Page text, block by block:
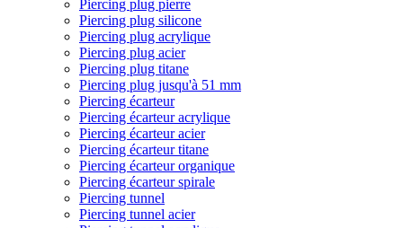
Piercing plug pierre
Piercing plug silicone
Piercing plug acrylique
Piercing plug acier
Piercing plug titane
Piercing plug jusqu'à 51 mm
Piercing écarteur
Piercing écarteur acrylique
Piercing écarteur acier
Piercing écarteur titane
Piercing écarteur organique
Piercing écarteur spirale
Piercing tunnel
Piercing tunnel acier